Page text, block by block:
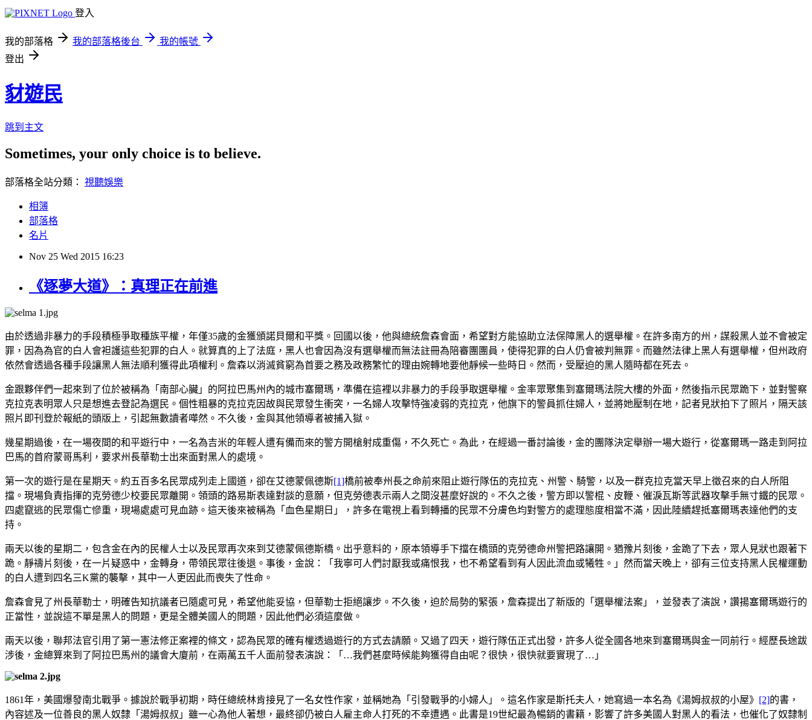
登入
我的部落格 我的部落格後台
我的帳號
登出
豺遊民
跳到主文
Sometimes, your only choice is to believe.
部落格全站分類： 視聽娛樂
相簿
部落格
名片
Nov 25 Wed 2015 16:23
《逐夢大道》：真理正在前進
由於透過非暴力的手段積極爭取種族平權，年僅35歲的金獲頒諾貝爾和平獎。回國以後，他與總統詹森會面，希望對方能協助立法保障黑人的選舉權。在許多南方的州，謀殺黑人並不會被定
罪，因為為官的白人會袒護這些犯罪的白人。就算真的上了法庭，黑人也會因為沒有選舉權而無法註冊為陪審團團員，使得犯罪的白人仍會被判無罪。而雖然法律上黑人有選舉權，但州政府
依然會透過各種手段讓黑人無法順利獲得此項權利。詹森以消滅貧窮為首要之務及政務繁忙的理由婉轉地要他靜候一些時日。然而，受壓迫的黑人隨時都在死去。
金跟夥伴們一起來到了位於被稱為「南部心臟」的阿拉巴馬州內的城市塞爾瑪，準備在這裡以非暴力的手段爭取選舉權。金率眾聚集到塞爾瑪法院大樓的外面，然後指示民眾跪下，並對警察
克拉克表明眾人只是想進去登記為選民。個性粗暴的克拉克因故與民眾發生衝突，一名婦人攻擊恃強凌弱的克拉克，他旗下的警員抓住婦人，並將她壓制在地，記者見狀拍下了照片，隔天該
照片即刊登於報紙的頭版上，引起無數讀者嘩然。不久後，金與其他領導者被捕入獄。
幾星期過後，在一場夜間的和平遊行中，一名為吉米的年輕人遭有備而來的警方開槍射成重傷，不久死亡。為此，在經過一番討論後，金的團隊決定舉辦一場大遊行，從塞爾瑪一路走到阿拉
巴馬的首府蒙哥馬利，要求州長華勒士出來面對黑人的處境。
第一次的遊行是在星期天。約五百多名民眾成列走上國道，卻在艾德蒙佩德斯[1]橋前被奉州長之命前來阻止遊行隊伍的克拉克、州警、騎警，以及一群克拉克當天早上徵召來的白人所阻
擋。現場負責指揮的克勞德少校要民眾離開。領頭的路易斯表達對談的意願，但克勞德表示兩人之間沒甚麼好說的。不久之後，警方即以警棍、皮鞭、催淚瓦斯等武器攻擊手無寸鐵的民眾。
四處竄逃的民眾傷亡慘重，現場處處可見血跡。這天後來被稱為「血色星期日」，許多在電視上看到轉播的民眾不分膚色均對警方的處理態度相當不滿，因此陸續趕抵塞爾瑪表達他們的支
持。
兩天以後的星期二，包含金在內的民權人士以及民眾再次來到艾德蒙佩德斯橋。出乎意料的，原本領導手下擋在橋頭的克勞德命州警把路讓開。猶豫片刻後，金跪了下去，眾人見狀也跟著下
跪。靜禱片刻後，在一片疑惑中，金轉身，帶領民眾往後退。事後，金說：「我寧可人們討厭我或痛恨我，也不希望看到有人因此流血或犧牲。」然而當天晚上，卻有三位支持黑人民權運動
的白人遭到四名三K黨的襲擊，其中一人更因此而喪失了性命。
詹森會見了州長華勒士，明確告知抗議者已隨處可見，希望他能妥協，但華勒士拒絕讓步。不久後，迫於局勢的緊張，詹森提出了新版的「選舉權法案」，並發表了演說，讚揚塞爾瑪遊行的
正當性，並說這不單是黑人的問題，更是全體美國人的問題，因此他們必須這麼做。
兩天以後，聯邦法官引用了第一憲法修正案裡的條文，認為民眾的確有權透過遊行的方式去請願。又過了四天，遊行隊伍正式出發，許多人從全國各地來到塞爾瑪與金一同前行。經歷長途跋
涉後，金總算來到了阿拉巴馬州的議會大廈前，在兩萬五千人面前發表演說：「…我們甚麼時候能夠獲得自由呢？很快，很快就要實現了…」
1861年，美國爆發南北戰爭。據說於戰爭初期，時任總統林肯接見了一名女性作家，並稱她為「引發戰爭的小婦人」。這名作家是斯托夫人，她寫過一本名為《湯姆叔叔的小屋》 [2]的書，
內容述及一位善良的黑人奴隸「湯姆叔叔」雖一心為他人著想，最終卻仍被白人雇主命人打死的不幸遭遇。此書是19世紀最為暢銷的書籍，影響了許多美國人對黑人的看法，也催化了奴隸制